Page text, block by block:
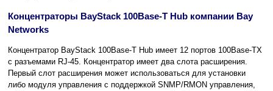
Концентраторы BayStack 100Base-T Hub компании Bay
Networks
Концентратор BayStack 100Base-T Hub имеет 12 портов 100Base-TX
с разъемами RJ-45. Концентратор имеет два слота расширения.
Первый слот расширения может использоваться для установки
либо модуля управления с поддержкой SNMP/RMON управления,